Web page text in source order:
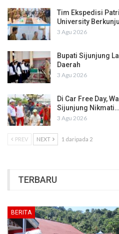
Tim Ekspedisi
University
3 Agu 2026
Bupati Sijunjung
Daerah
3 Agu 2026
Di Car Free Day,
Sijunjung Nikmati…
3 Agu 2026
PREV NEXT 1 daripada 2
TERBARU
BERITA